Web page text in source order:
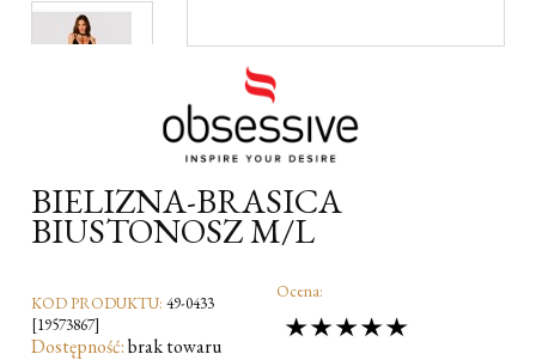
BIELIZNA-BRASICA
BIUSTONOSZ M/L
KOD PRODUKTU: 49-0433
[19573867]
Dostępność:brak towaru
Ocena: